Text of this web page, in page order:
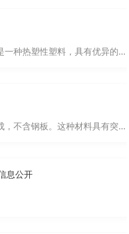
一种热塑性塑料，具有优异的...
，不含钢板。这种材料具有突...
息公开